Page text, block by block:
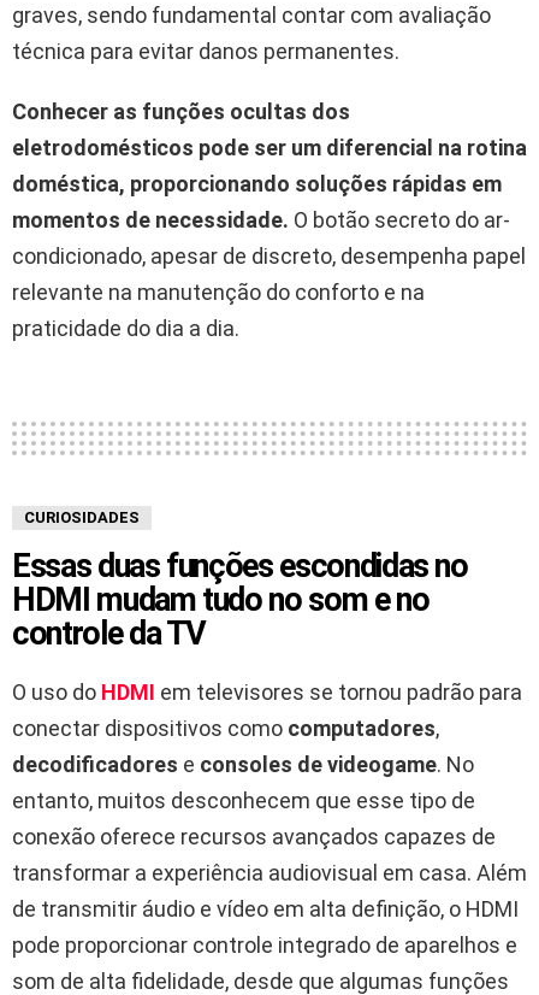
graves, sendo fundamental contar com avaliação
técnica para evitar danos permanentes.
Conhecer as funções ocultas dos
eletrodomésticos pode ser um diferencial na rotina
doméstica, proporcionando soluções rápidas em
momentos de necessidade. O botão secreto do ar-
condicionado, apesar de discreto, desempenha papel
relevante na manutenção do conforto e na
praticidade do dia a dia.
CURIOSIDADES
Essas duas funções escondidas no
HDMI mudam tudo no som e no
controle da TV
O uso do HDMI em televisores se tornou padrão para
conectar dispositivos como computadores,
decodificadores e consoles de videogame. No
entanto, muitos desconhecem que esse tipo de
conexão oferece recursos avançados capazes de
transformar a experiência audiovisual em casa. Além
de transmitir áudio e vídeo em alta definição, o HDMI
pode proporcionar controle integrado de aparelhos e
som de alta fidelidade, desde que algumas funções